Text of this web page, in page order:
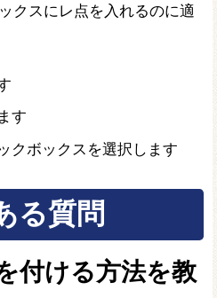
クスにレ点を入れるのに適
す
クボックスを選択します
る質問
付ける方法を教